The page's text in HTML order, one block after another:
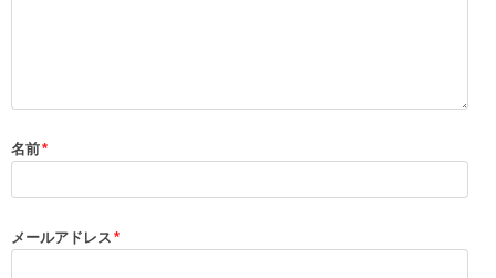
名前*
メールアドレス *